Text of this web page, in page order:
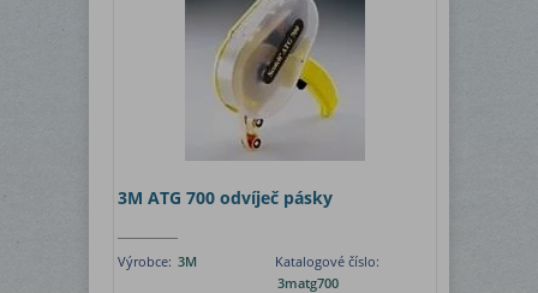
3M ATG 700 odvíječ pásky
Výrobce: 3M
Katalogové číslo:
3matg700